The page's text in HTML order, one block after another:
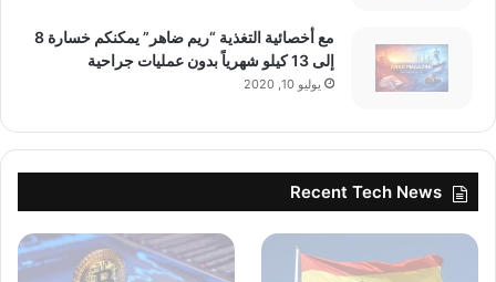
مع أخصائية التغذية “ريم ضاهر” يمكنكم خسارة 8
إلى 13 كيلو شهرياً بدون عمليات جراحية
يوليو 10, 2020
Recent Tech News